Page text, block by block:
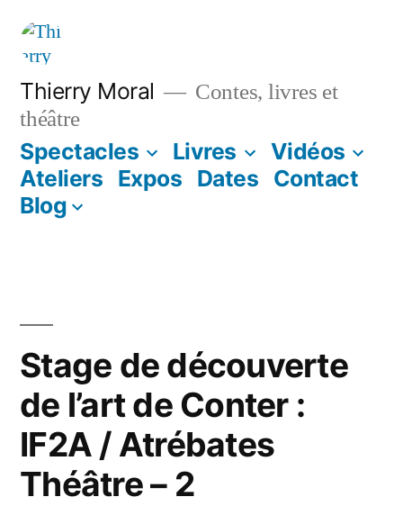
Thierry Moral
Contes, livres et
théâtre
Spectacles Livres
Vidéos
Ateliers Expos Dates Contact
Blog
Stage de découverte
de l’art de Conter :
IF2A / Atrébates
Théâtre – 2